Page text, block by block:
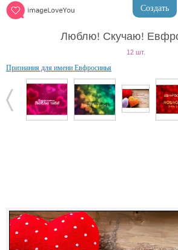
Создать
Люблю! Скучаю!
12 шт.
Признания для имени Евфросинья